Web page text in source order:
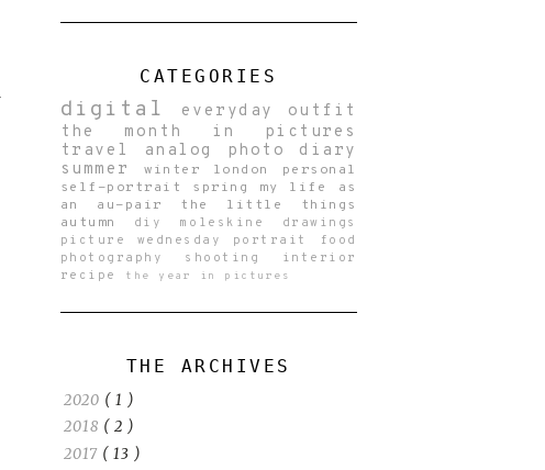
CATEGORIES
digital everyday outfit
the month in pictures
travel
analog
photo diary
summerwinter london personal
self-portrait spring my life as
an au-pair the little things
autumn
diy moleskine drawings
picture wednesday portrait
food
photography shooting
interior
recipe
the year in pictures
THE ARCHIVES
2020 ( 1 )
2018 ( 2 )
2017 ( 13 )